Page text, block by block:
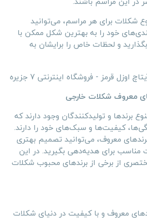
شکلات برای هر مراسم، می‌توانید
خود را به بهترین شکل ممکن با
و لحظات خاص را برایشان به
معروف شکلات خارجی
برندها و تولیدکنندگان وجود دارند که
کیفیت‌ها و سبک‌های خود را دارند.
معروف، می‌توانید تصمیم بهتری
مناسب برای هدیه‌دهی بگیرید. در این
از برخی از برندهای محبوب شکلات
معروف و با کیفیت در دنیای شکلات